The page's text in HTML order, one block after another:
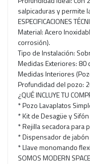
salpicaduras y permite
ESPECIFICACIONES
Material: Acero
corrosión).
Tipo de Instalación:
Medidas Exteriores: 80
Medidas Interiores
Profundidad del pozo:
¿QUÉ INCLUYE TU
* Pozo Lavaplatos
* Kit de Desagüe y
* Rejilla secadora para
* Dispensador de jabón
* Llave monomando
SOMOS MODERN